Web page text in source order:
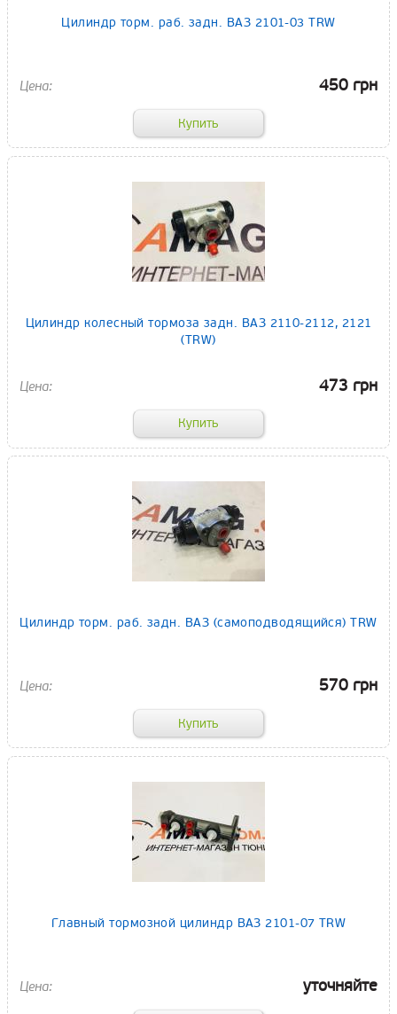
Цилиндр торм. раб. задн. ВАЗ 2101-03 TRW
450 грн
Цилиндр колесный тормоза задн. ВАЗ 2110-2112, 2121
(TRW)
473 грн
Цилиндр торм. раб. задн. ВАЗ (самоподводящийся) TRW
570 грн
Главный тормозной цилиндр ВАЗ 2101-07 TRW
уточняйте